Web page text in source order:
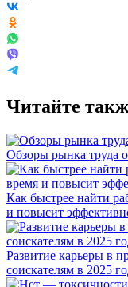
Читайте
Обзоры рынка труда
Как быстрее найти
и повысит
Развитие карьеры в
соискателям в 2025